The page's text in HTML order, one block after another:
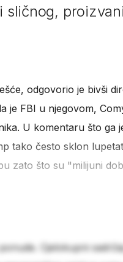
odgovorio je bivši
je FBI u njegovom,
U komentaru što ga
tako često sklon
zato što su "milijuni
Cjelokupni